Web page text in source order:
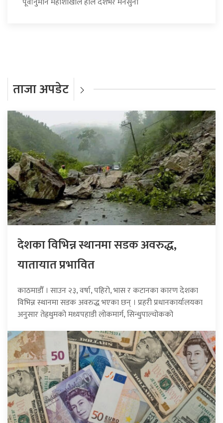
ताजा अपडेट
देशका विभिन्न स्थानमा सडक अवरुद्ध,
यातायात प्रभावित
काठमाडौँ । साउन २३, वर्षा, पहिरो, भास र कटानका कारण देशका
विभिन्न स्थानमा सडक अवरुद्ध भएका छन् । प्रहरी प्रधानकार्यालयका
अनुसार तेह्रथुमको मध्यपहाडी लोकमार्ग, सिन्धुपाल्चोकको